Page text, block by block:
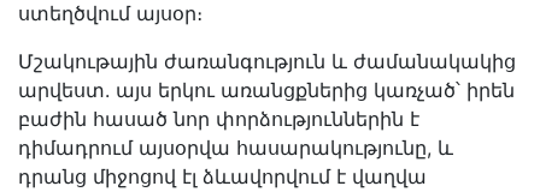
ստեղծվում այսօր։
Մշակութային ժառանգություն և ժամանակակից
արվեստ. այս երկու առանցքներից կառչած՝ իրեն
բաժին հասած նոր փորձություններին է
դիմադրում այսօրվա հասարակությունը, և
դրանց միջոցով էլ ձևավորվում է վաղվա